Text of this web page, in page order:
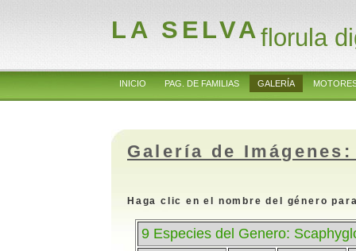
LA SELVAflorula
INICIO PAG. DE FAMILIAS GALERÍA
Galería de
Haga clic en el nombre del género
9 Especies del Genero: